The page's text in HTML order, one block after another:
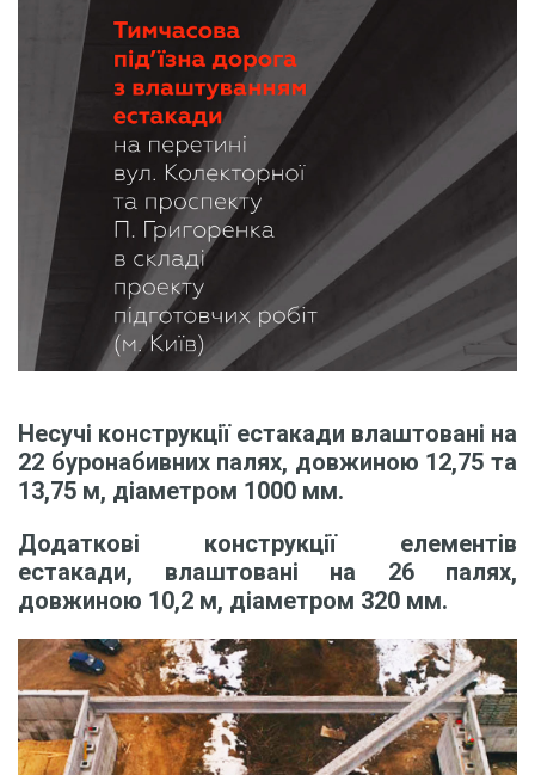
Несучі конструкції естакади влаштовані на
22 буронабивних палях, довжиною 12,75 та
13,75 м, діаметром 1000 мм.
Додаткові конструкції елементів
естакади, влаштовані на 26 палях,
довжиною 10,2 м, діаметром 320 мм.